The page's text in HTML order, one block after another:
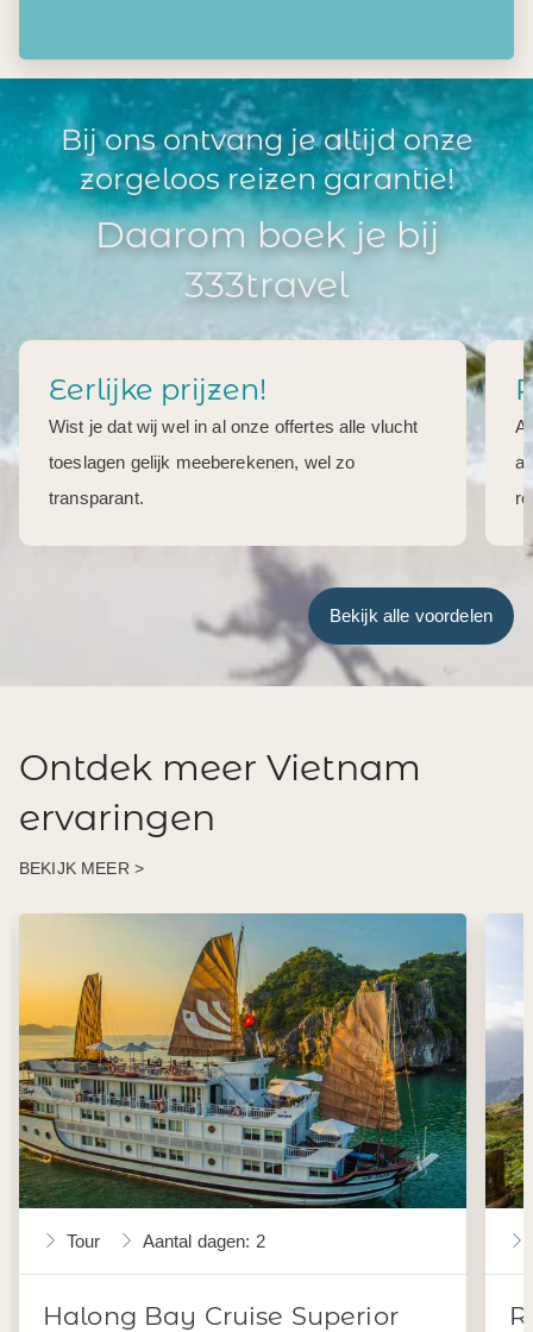
Bij ons ontvang je altijd onze
zorgeloos reizen garantie!
Daarom boek je bij
333travel
Eerlijke prijzen!
Wist je dat wij wel in al onze offertes alle vlucht
toeslagen gelijk meeberekenen, wel zo
transparant.
Bekijk alle voordelen
Ontdek meer Vietnam
ervaringen
BEKIJK MEER >
Tour Aantal dagen: 2
Halong Bay Cruise Superior